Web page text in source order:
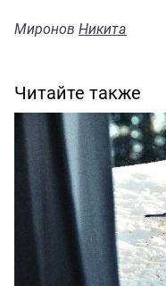
Миронов Никита
Читайте также